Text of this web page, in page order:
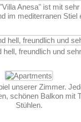
Anesa" ist mit
im mediterranen Stiel
hell, freundlich und
unserer Zimmer.
schönen Balkon mit
Stühlen.